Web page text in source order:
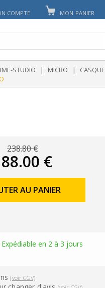
COMPTE MON PANIER
STUDIO | MICRO | CASQUE
238.80 €
€
AU PANIER
en 2 à 3 jours
(voir CGV)